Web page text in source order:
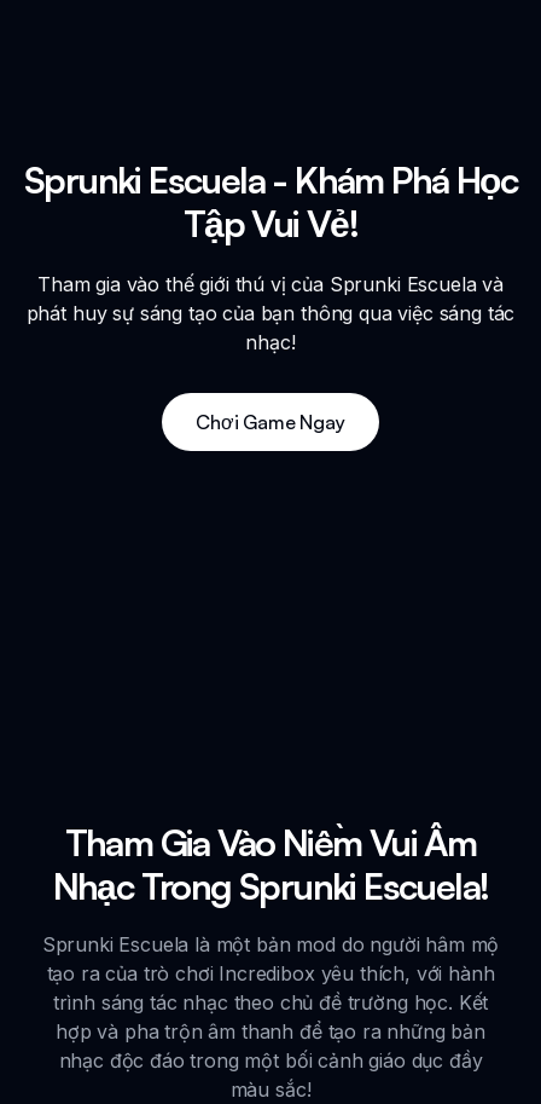
Sprunki Escuela - Khám Phá Học
Tập Vui Vẻ!
Tham gia vào thế giới thú vị của Sprunki Escuela và
phát huy sự sáng tạo của bạn thông qua việc sáng tác
nhạc!
Chơi Game Ngay
Tham Gia Vào Niềm Vui Âm
Nhạc Trong Sprunki Escuela!
Sprunki Escuela là một bản mod do người hâm mộ
tạo ra của trò chơi Incredibox yêu thích, với hành
trình sáng tác nhạc theo chủ đề trường học. Kết
hợp và pha trộn âm thanh để tạo ra những bản
nhạc độc đáo trong một bối cảnh giáo dục đầy
màu sắc!